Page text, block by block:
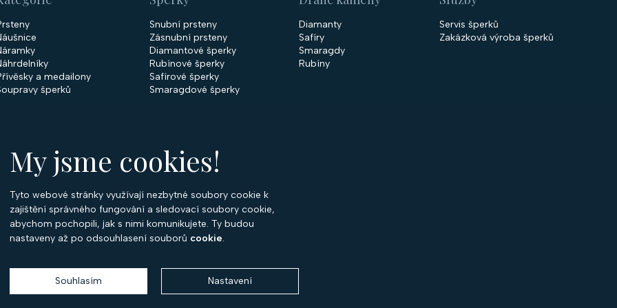
My jsme cookies!
Tyto webové stránky využívají nezbytné soubory cookie k
zajištění správného fungování a sledovací soubory cookie,
abychom pochopili, jak s nimi komunikujete. Ty budou
nastaveny až po odsouhlasení souborů cookie.
Nastavení
Souhlasím
a medailony
šperků
Snubní prsteny
Zásnubní prsteny
Diamantové šperky
Rubínové šperky
Safírové šperky
Smaragdové šperky
Diamanty
Safíry
Smaragdy
Rubíny
Servis šperků
Zakázková výroba šperků
Copyright 2026Optima Diamant. Všechna práva vyhrazena.